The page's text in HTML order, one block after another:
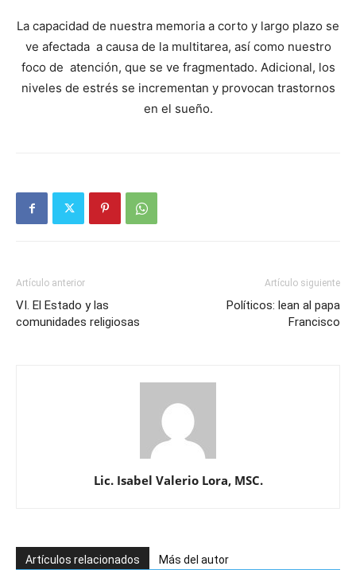
La capacidad de nuestra memoria a corto y largo plazo se
ve afectada a causa de la multitarea, así como nuestro
foco de atención, que se ve fragmentado. Adicional, los
niveles de estrés se incrementan y provocan trastornos
en el sueño.
Artículo anterior
VI. El Estado y las
comunidades religiosas
Artículo siguiente
Políticos: lean al papa
Francisco
Lic. Isabel Valerio Lora, MSC.
Artículos relacionados Más del autor